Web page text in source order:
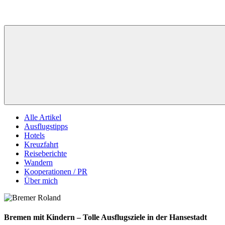
Alle Artikel
Ausflugstipps
Hotels
Kreuzfahrt
Reiseberichte
Wandern
Kooperationen / PR
Über mich
Bremen mit Kindern – Tolle Ausflugsziele in der Hansestadt